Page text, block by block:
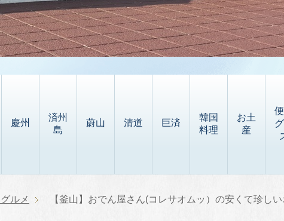
慶州
済州
島
蔚山 清道 巨済
韓国
料理
お土
産
ルメ 【釜山】おでん屋さん(コレサオムッ）の安くて珍し